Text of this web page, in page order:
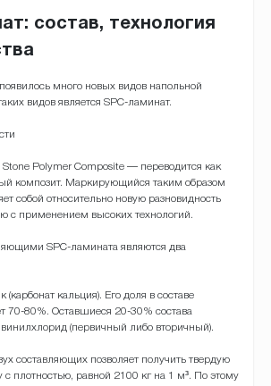
состав, технология
много новых видов напольной
видов является SPC-ламинат.
Polymer Composite — переводится как
композит. Маркирующийся таким образом
собой относительно новую разновидность
с применением высоких технологий.
SPC-ламината являются два
кальция). Его доля в составе
70-80%. Оставшиеся 20-30% состава
(первичный либо вторичный).
составляющих позволяет получить твердую
плотностью, равной 2100 кг на 1 м³. По этому